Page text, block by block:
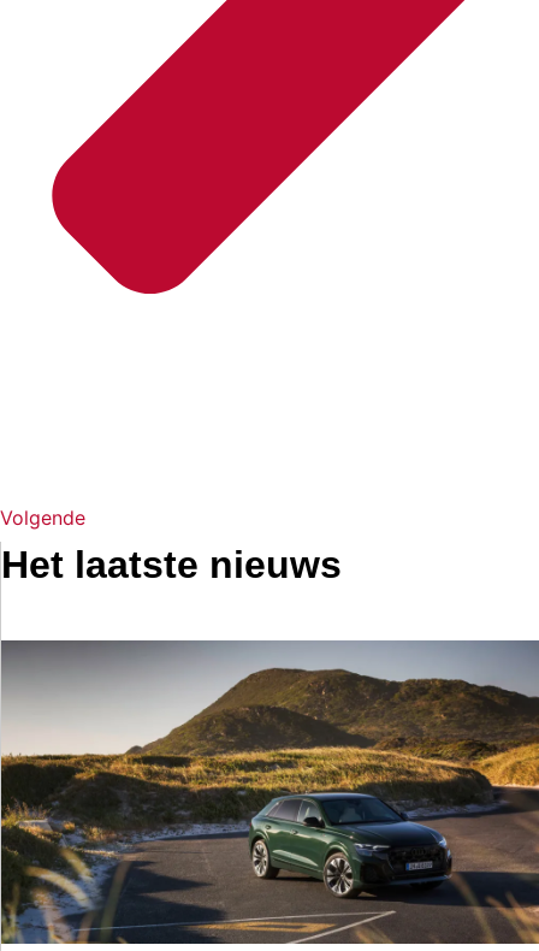
Volgende
Het laatste nieuws